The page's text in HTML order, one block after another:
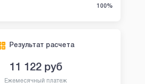
100%
Результат расчета
11 122руб
Ежемесячный платеж